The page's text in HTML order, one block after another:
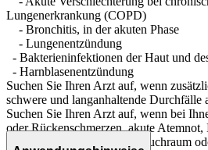
Lungenerkrankung (COPD)
- Bronchitis, in der akuten Phase
- Lungenentzündung
- Bakterieninfektionen der Haut und
- Harnblasenentzündung
Suchen Sie Ihren Arzt auf, wenn
schwere und langanhaltende Durchfälle
Suchen Sie Ihren Arzt auf, wenn bei
oder Rückenschmerzen, akute
Wasseransammlungen im Bauchraum